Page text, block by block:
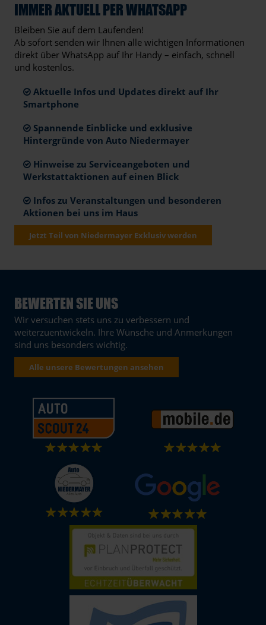
IMMER AKTUELL PER WHATSAPP
Bleiben Sie auf dem Laufenden!
Ab sofort senden wir Ihnen alle wichtigen Informationen
direkt über WhatsApp auf Ihr Handy – einfach, schnell
und kostenlos.
Aktuelle Infos und Updates direkt auf Ihr
Smartphone
Spannende Einblicke und exklusive
Hintergründe von Auto Niedermayer
Hinweise zu Serviceangeboten und
Werkstattaktionen auf einen Blick
Infos zu Veranstaltungen und besonderen
Aktionen bei uns im Haus
Jetzt Teil von Niedermayer Exklusiv werden
BEWERTEN SIE UNS
Wir versuchen stets uns zu verbessern und
weiterzuentwickeln. Ihre Wünsche und Anmerkungen
sind uns besonders wichtig.
Alle unsere Bewertungen ansehen